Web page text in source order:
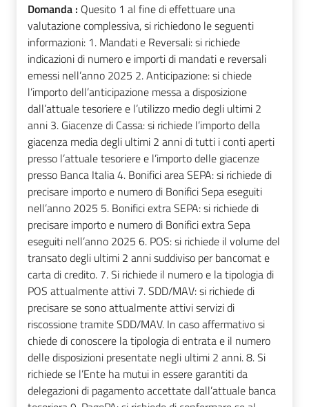
Domanda : Quesito 1 al fine di effettuare una
valutazione complessiva, si richiedono le seguenti
informazioni: 1. Mandati e Reversali: si richiede
indicazioni di numero e importi di mandati e reversali
emessi nell’anno 2025 2. Anticipazione: si chiede
l’importo dell’anticipazione messa a disposizione
dall’attuale tesoriere e l’utilizzo medio degli ultimi 2
anni 3. Giacenze di Cassa: si richiede l’importo della
giacenza media degli ultimi 2 anni di tutti i conti aperti
presso l’attuale tesoriere e l’importo delle giacenze
presso Banca Italia 4. Bonifici area SEPA: si richiede di
precisare importo e numero di Bonifici Sepa eseguiti
nell’anno 2025 5. Bonifici extra SEPA: si richiede di
precisare importo e numero di Bonifici extra Sepa
eseguiti nell’anno 2025 6. POS: si richiede il volume del
transato degli ultimi 2 anni suddiviso per bancomat e
carta di credito. 7. Si richiede il numero e la tipologia di
POS attualmente attivi 7. SDD/MAV: si richiede di
precisare se sono attualmente attivi servizi di
riscossione tramite SDD/MAV. In caso affermativo si
chiede di conoscere la tipologia di entrata e il numero
delle disposizioni presentate negli ultimi 2 anni. 8. Si
richiede se l’Ente ha mutui in essere garantiti da
delegazioni di pagamento accettate dall’attuale banca